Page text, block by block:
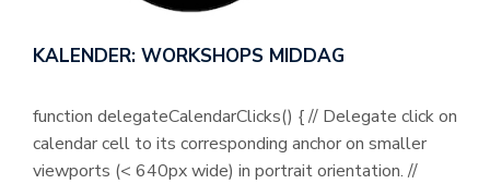
KALENDER: WORKSHOPS MIDDAG
function delegateCalendarClicks() { // Delegate click on
calendar cell to its corresponding anchor on smaller
viewports (< 640px wide) in portrait orientation. //